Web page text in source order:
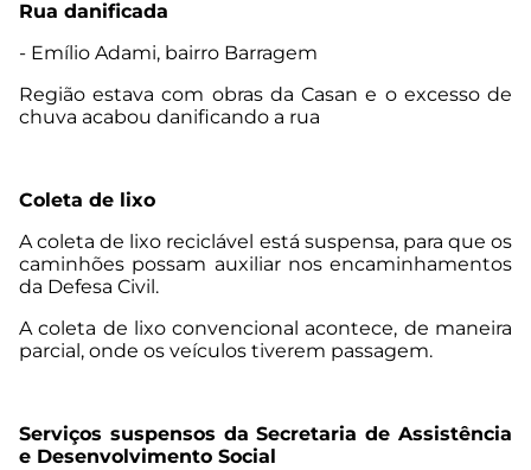
Rua danificada
- Emílio Adami, bairro Barragem
Região estava com obras da Casan e o excesso de
chuva acabou danificando a rua
Coleta de lixo
A coleta de lixo reciclável está suspensa, para que os
caminhões possam auxiliar nos encaminhamentos
da Defesa Civil.
A coleta de lixo convencional acontece, de maneira
parcial, onde os veículos tiverem passagem.
Serviços suspensos da Secretaria de Assistência
e Desenvolvimento Social